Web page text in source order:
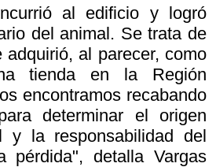
al edificio y logró
del animal. Se trata de
adquirió, al parecer, como
tienda en la Región
encontramos recabando
determinar el origen
y la responsabilidad del
pérdida", detalla Vargas